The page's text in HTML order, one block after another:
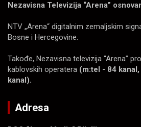
Nezavisna Televizija “Arena”
NTV „Arena“ digitalnim zemaljskim
Bosne i Hercegovine.
Takođe, Nezavisna televizija “Arena”
kablovskih operatera (m:tel - 84
kanal).
Adresa